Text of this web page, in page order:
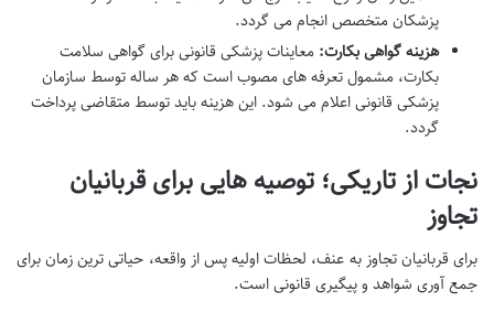
پزشکان متخصص انجام می گردد.
هزینه گواهی بکارت: معاینات پزشکی قانونی برای گواهی سلامت
بکارت، مشمول تعرفه های مصوب است که هر ساله توسط سازمان
پزشکی قانونی اعلام می شود. این هزینه باید توسط متقاضی پرداخت
گردد.
نجات از تاریکی؛ توصیه هایی برای قربانیان
تجاوز
برای قربانیان تجاوز به عنف، لحظات اولیه پس از واقعه، حیاتی ترین زمان برای
جمع آوری شواهد و پیگیری قانونی است.